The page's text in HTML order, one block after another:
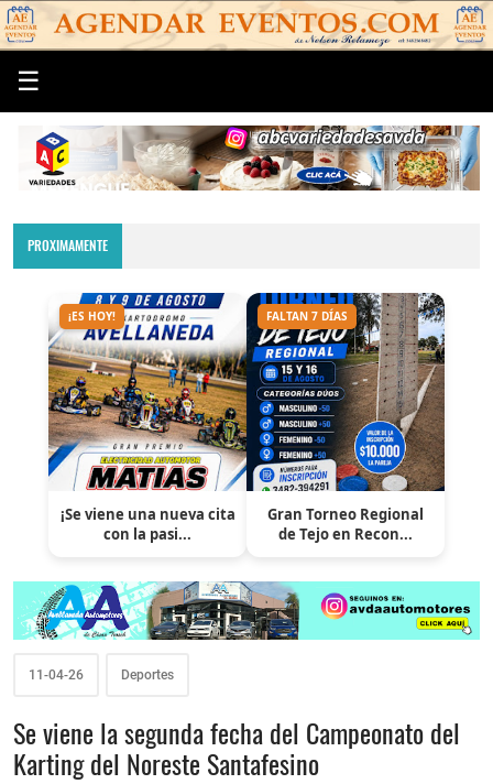
☰
PROXIMAMENTE
¡ES HOY!
¡Se viene una nueva cita
con la pasi...
FALTAN 7 DÍAS
Gran Torneo Regional
de Tejo en Recon...
11-04-26 Deportes
Se viene la segunda fecha del Campeonato del
Karting del Noreste Santafesino